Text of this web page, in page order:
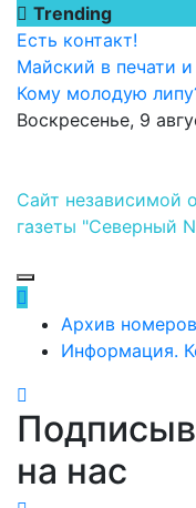
Перейти
содержимому
Trending
Есть контакт!
Майский в печати и
Кому молодую
Воскресенье, 9
Сайт независимой
газеты "Северный
Архив номеров
Информация.
на нас